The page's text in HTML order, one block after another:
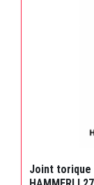
Joint torique